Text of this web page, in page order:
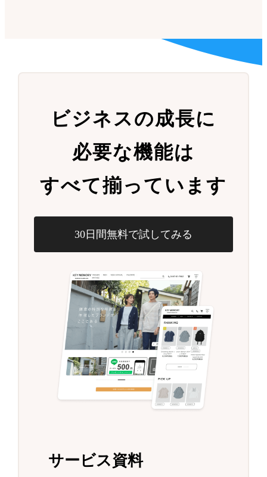
ビジネスの成長に
必要な機能は
すべて揃っています
30日間無料で試してみる
サービス資料